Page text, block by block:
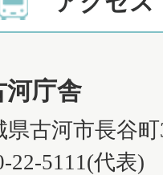
河庁舎
県古河市長谷
22-5111(代表)